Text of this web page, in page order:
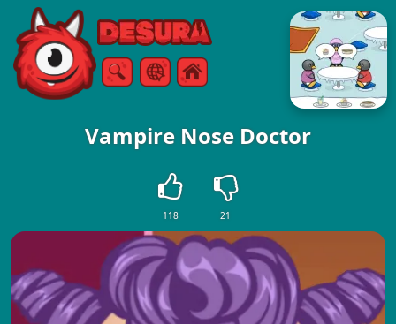
Free Online Games
ZoekenMenu
Vampire Nose Doctor
118 21